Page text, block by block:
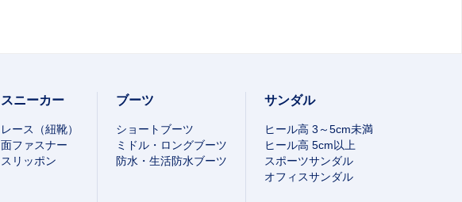
スニーカー
レース（紐靴）
面ファスナー
スリッポン
ブーツ
ショートブーツ
ミドル・ロングブーツ
防水・生活防水ブーツ
サンダル
ヒール高 3～5cm未満
ヒール高 5cm以上
スポーツサンダル
オフィスサンダル